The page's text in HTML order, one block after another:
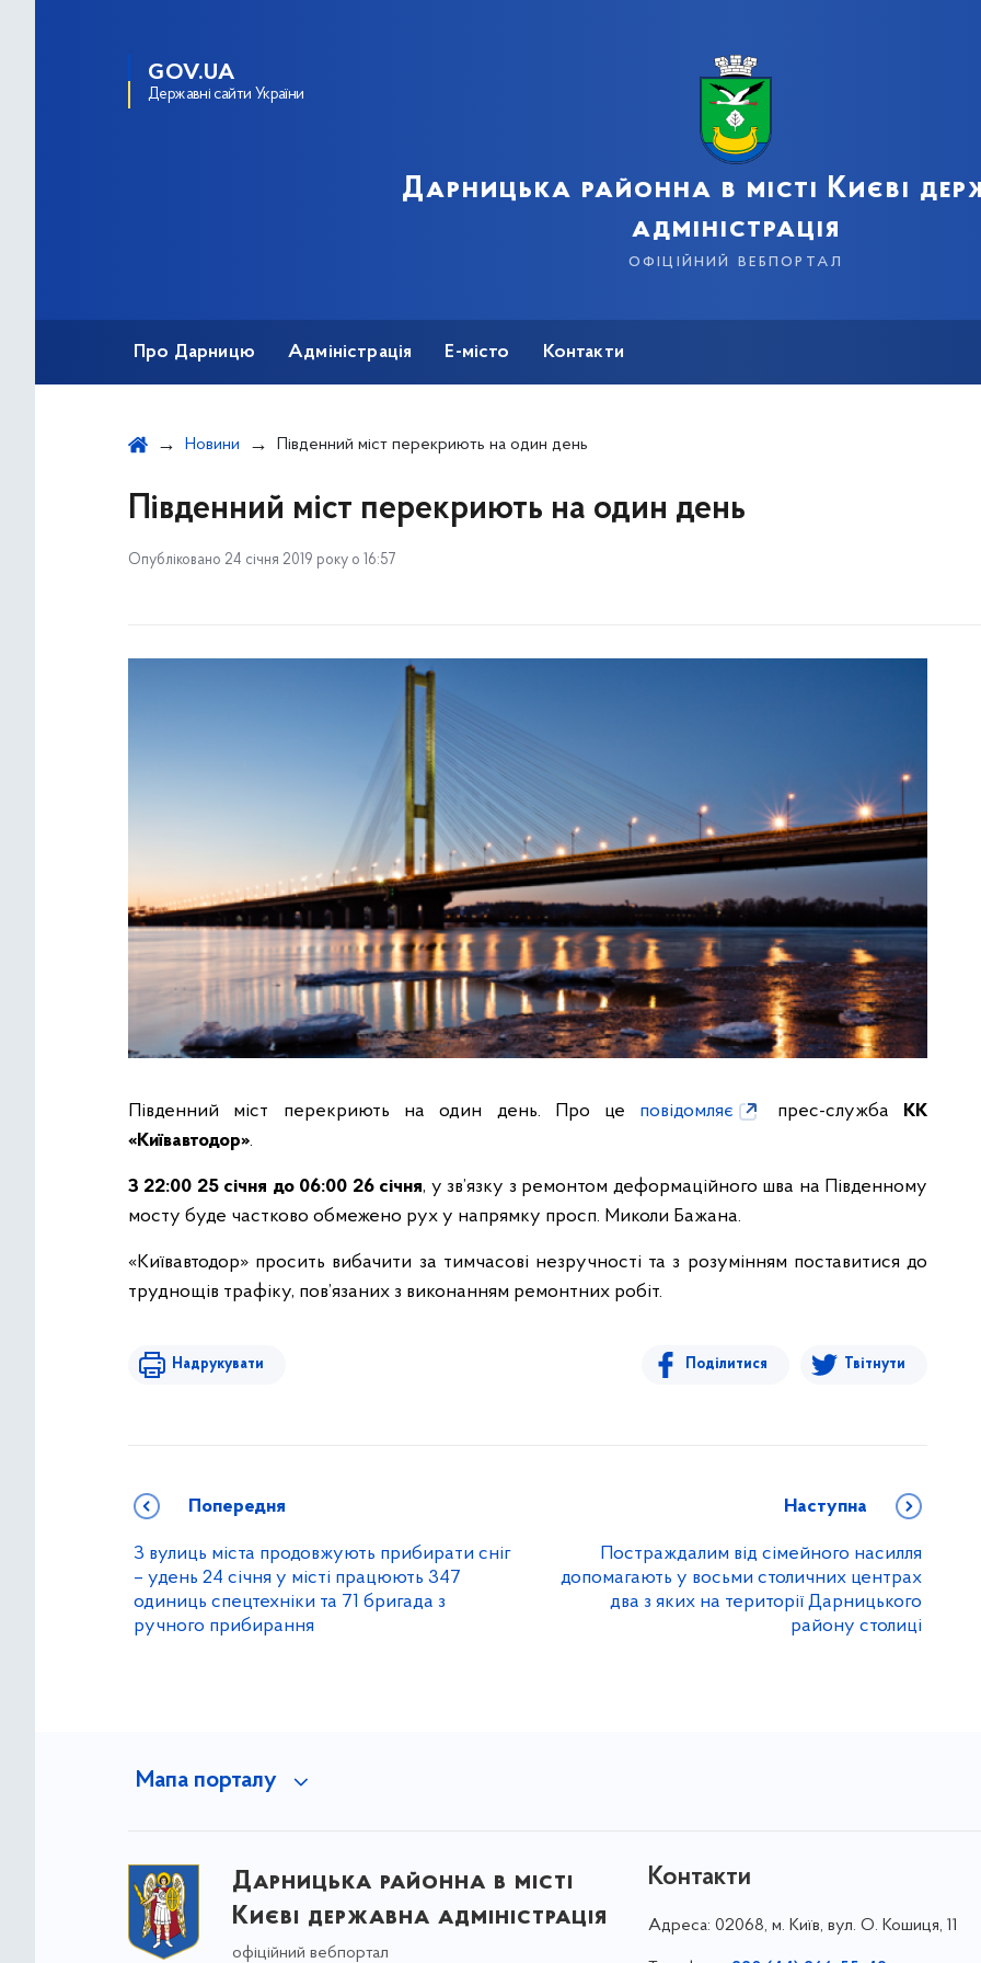
GOV.UA
Державні сайти України
Дарницька районна в місті Києві
адміністрація
офіційний вебпортал
Про Дарницю Адміністрація Е-місто Контакти
Новини Південний міст перекриють на один день
Південний міст перекриють на один день
Опубліковано 24 січня 2019 року о 16:57
Південний міст перекриють на один день. Про це повідомляє прес-служба КК
«Київавтодор».
З 22:00 25 січня до 06:00 26 січня, у зв’язку з ремонтом деформаційного шва на Південному
мосту буде частково обмежено рух у напрямку просп. Миколи Бажана.
«Київавтодор» просить вибачити за тимчасові незручності та з розумінням поставитися до
труднощів трафіку, пов’язаних з виконанням ремонтних робіт.
Надрукувати Поділитися Твітнути
Попередня
З вулиць міста продовжують прибирати сніг
– удень 24 січня у місті працюють 347
одиниць спецтехніки та 71 бригада з
ручного прибирання
Наступна
Постраждалим від сімейного насилля
допомагають у восьми столичних центрах
два з яких на території Дарницького
району столиці
Мапа порталу
Дарницька районна в місті
Києві державна адміністрація
офіційний вебпортал
Контакти
Адреса: 02068, м. Київ, вул. О. Кошиця, 11